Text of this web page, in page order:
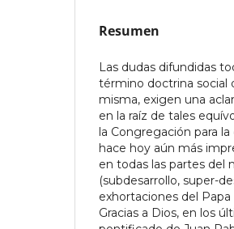
Resumen
Las dudas difundidas
término doctrina social
misma, exigen una
en la raíz de tales
la Congregación para
hace hoy aún más
en todas las partes del
(subdesarrollo, super-
exhortaciones del
Gracias a Dios, en los